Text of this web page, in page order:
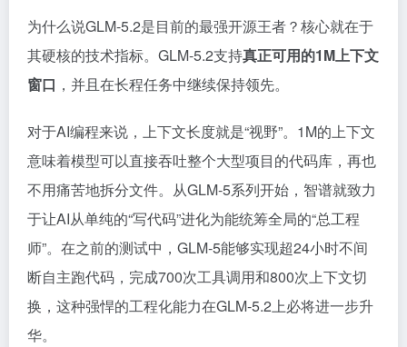
为什么说GLM-5.2是目前的最强开源王者？核心就在于
其硬核的技术指标。GLM-5.2支持真正可用的1M上下文
窗口 ，并且在长程任务中继续保持领先。
对于AI编程来说，上下文长度就是“视野”。1M的上下文
意味着模型可以直接吞吐整个大型项目的代码库，再也
不用痛苦地拆分文件。从GLM-5系列开始，智谱就致力
于让AI从单纯的“写代码”进化为能统筹全局的“总工程
师”。在之前的测试中，GLM-5能够实现超24小时不间
断自主跑代码，完成700次工具调用和800次上下文切
换，这种强悍的工程化能力在GLM-5.2上必将进一步升
华。